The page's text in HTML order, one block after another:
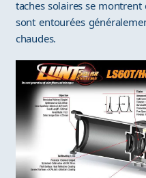
taches solaires se
sont entourées
chaudes.